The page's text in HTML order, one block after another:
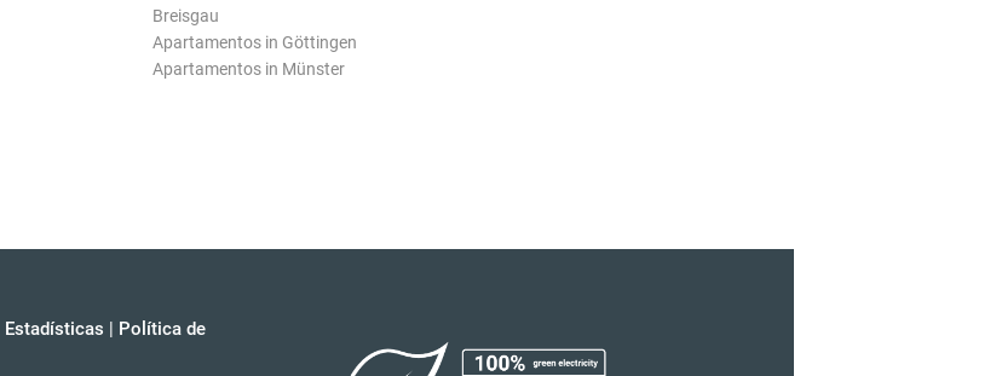
Breisgau
Apartamentos in Göttingen
Apartamentos in Münster
Estadísticas | Política de